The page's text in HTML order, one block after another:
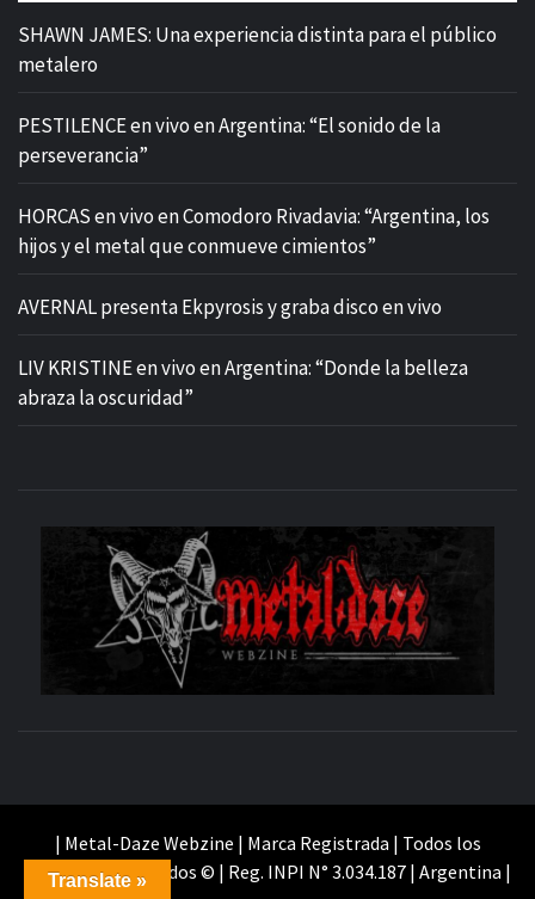
SHAWN JAMES: Una experiencia distinta para el público
metalero
PESTILENCE en vivo en Argentina: “El sonido de la
perseverancia”
HORCAS en vivo en Comodoro Rivadavia: “Argentina, los
hijos y el metal que conmueve cimientos”
AVERNAL presenta Ekpyrosis y graba disco en vivo
LIV KRISTINE en vivo en Argentina: “Donde la belleza
abraza la oscuridad”
| Metal-Daze Webzine | Marca Registrada | Todos los
Derechos Reservados © | Reg. INPI N° 3.034.187 | Argentina |
Translate »